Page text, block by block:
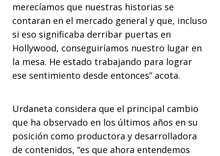
merecíamos que nuestras historias se
contaran en el mercado general y que, incluso
si eso significaba derribar puertas en
Hollywood, conseguiríamos nuestro lugar en
la mesa. He estado trabajando para lograr
ese sentimiento desde entonces” acota.
Urdaneta considera que el principal cambio
que ha observado en los últimos años en su
posición como productora y desarrolladora
de contenidos, “es que ahora entendemos